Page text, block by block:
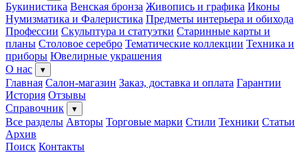
Букинистика Венская бронза Живопись и графика Иконы
Нумизматика и Фалеристика Предметы интерьера и обихода
Профессии Скульптура и статуэтки Старинные карты и
планы Столовое серебро Тематические коллекции Техника и
приборы Ювелирные украшения
О нас
▾
Главная Салон-магазин Заказ, доставка и оплата Гарантии
История Отзывы
Справочник
▾
Все разделы Авторы Торговые марки Стили Техники Статьи
Архив
Поиск Контакты